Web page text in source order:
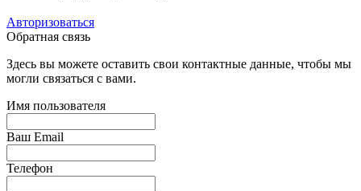
Авторизоваться
Обратная связь
Здесь вы можете оставить свои контактные данные, чтобы мы
могли связаться с вами.
Имя пользователя
Ваш Email
Телефон